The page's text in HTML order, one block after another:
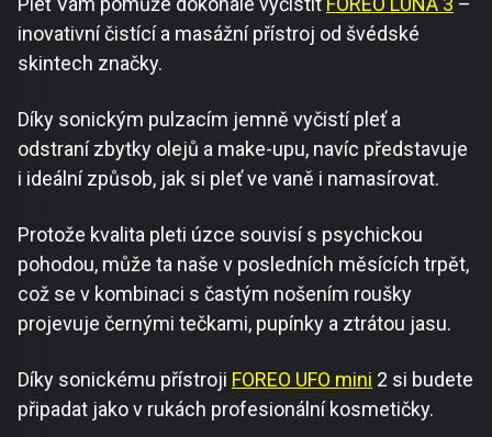
inovativní čistící a masážní přístroj od švédské
skintech značky.
Díky sonickým pulzacím jemně vyčistí pleť a
odstraní zbytky olejů a make-upu, navíc představuje
i ideální způsob, jak si pleť ve vaně i namasírovat.
Protože kvalita pleti úzce souvisí s psychickou
pohodou, může ta naše v posledních měsících trpět,
což se v kombinaci s častým nošením roušky
projevuje černými tečkami, pupínky a ztrátou jasu.
Díky sonickému přístroji FOREO UFO mini 2 si budete
připadat jako v rukách profesionální kosmetičky.